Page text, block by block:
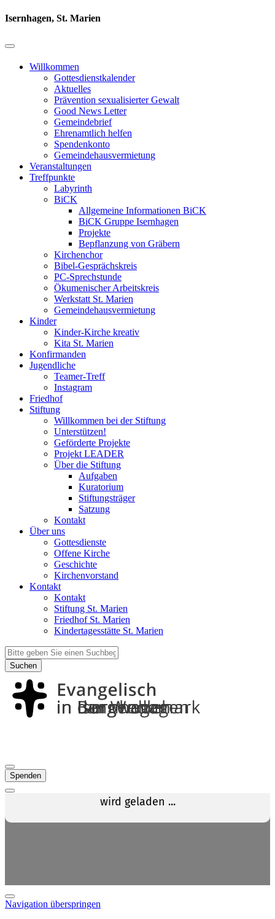
Isernhagen, St. Marien
Willkommen
Gottesdienstkalender
Aktuelles
Prävention sexualisierter Gewalt
Good News Letter
Gemeindebrief
Ehrenamtlich helfen
Spendenkonto
Gemeindehausvermietung
Veranstaltungen
Treffpunkte
Labyrinth
BiCK
Allgemeine Informationen BiCK
BiCK Gruppe Isernhagen
Projekte
Bepflanzung von Gräbern
Kirchenchor
Bibel-Gesprächskreis
PC-Sprechstunde
Ökumenischer Arbeitskreis
Werkstatt St. Marien
Gemeindehausvermietung
Kinder
Kinder-Kirche kreativ
Kita St. Marien
Konfirmanden
Jugendliche
Teamer-Treff
Instagram
Friedhof
Stiftung
Willkommen bei der Stiftung
Unterstützen!
Geförderte Projekte
Projekt LEADER
Über die Stiftung
Aufgaben
Kuratorium
Stiftungsträger
Satzung
Kontakt
Über uns
Gottesdienste
Offene Kirche
Geschichte
Kirchenvorstand
Kontakt
Kontakt
Stiftung St. Marien
Friedhof St. Marien
Kindertagesstätte St. Marien
Suchen
Spenden
Navigation überspringen